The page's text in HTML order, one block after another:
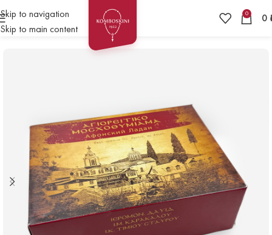
Skip to navigation
Skip to main content
0 0